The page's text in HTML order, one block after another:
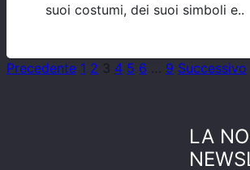
suoi costumi, dei suoi simboli e..
Precedente 1 2 3 4 5 6 … 9 Successivo
LA